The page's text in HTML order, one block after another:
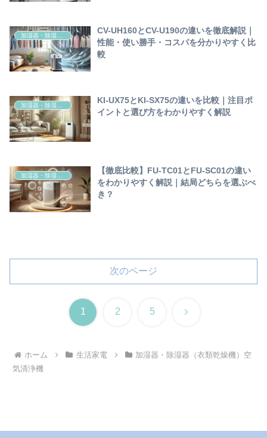
CV-UH160とCV-U190の違いを徹底解説｜
性能・使い勝手・コスパを分かりやすく比
較
加湿器・除湿器（衣類乾燥機）空気清浄機
KI-UX75とKI-SX75の違いを比較｜注目ポ
イントと選び方をわかりやすく解説
【徹底比較】FU-TC01とFU-SC01の違い
をわかりやすく解説｜結局どちらを選ぶべ
き？
次のページ
1 2 5 次
ホーム 生活家電
加湿器・除湿器（衣類乾燥機）空
気清浄機